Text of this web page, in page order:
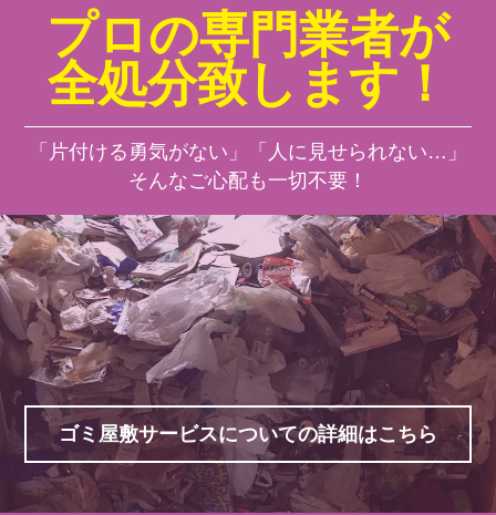
プロの専門業者が
全処分致します！
「片付ける勇気がない」「人に見せられない…」
そんなご心配も一切不要！
ゴミ屋敷サービスについての詳細はこちら